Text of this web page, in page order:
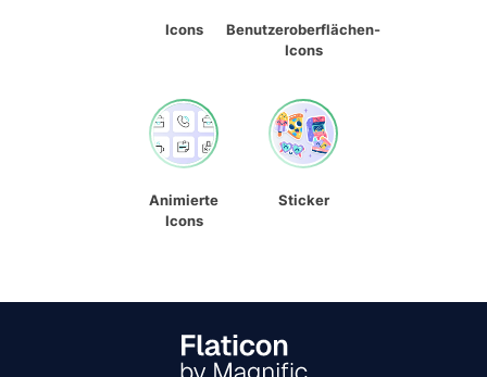
Icons
Benutzeroberflächen-
Icons
Animierte
Icons
Sticker